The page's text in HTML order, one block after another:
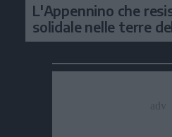
L'Appennino che
solidale nelle terre